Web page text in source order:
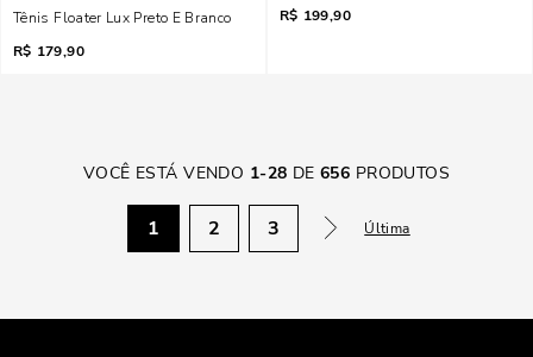
Tênis Floater Lux Preto E Branco
R$ 179,90
R$ 199,90
VOCÊ ESTÁ VENDO 1-28 DE656 PRODUTOS
1 2 3 Última